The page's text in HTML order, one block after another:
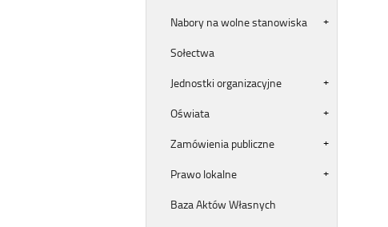
Nabory na wolne stanowiska
Sołectwa
Jednostki organizacyjne
Oświata
Zamówienia publiczne
Prawo lokalne
Baza Aktów Własnych